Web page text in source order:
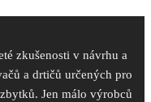
zkušenosti v návrhu a
a drtičů určených pro
Jen málo výrobců